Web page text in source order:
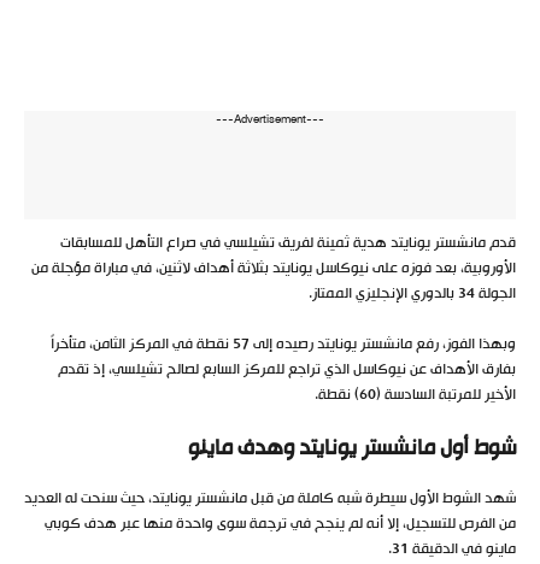
---Advertisement---
قدم مانشستر يونايتد هدية ثمينة لفريق تشيلسي في صراع التأهل للمسابقات
الأوروبية، بعد فوزه على نيوكاسل يونايتد بثلاثة أهداف لاثنين، في مباراة مؤجلة من
الجولة 34 بالدوري الإنجليزي الممتاز.
وبهذا الفوز، رفع مانشستر يونايتد رصيده إلى 57 نقطة في المركز الثامن، متأخراً
بفارق الأهداف عن نيوكاسل الذي تراجع للمركز السابع لصالح تشيلسي، إذ تقدم
الأخير للمرتبة السادسة (60) نقطة.
شوط أول مانشستر يونايتد وهدف ماينو
شهد الشوط الأول سيطرة شبه كاملة من قبل مانشستر يونايتد، حيث سنحت له العديد
من الفرص للتسجيل، إلا أنه لم ينجح في ترجمة سوى واحدة منها عبر هدف كوبي
ماينو في الدقيقة 31.